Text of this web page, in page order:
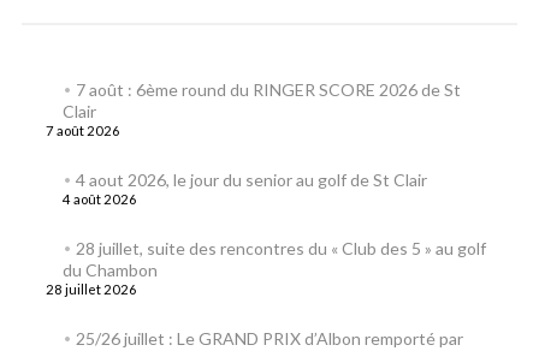
7 août : 6ème round du RINGER SCORE 2026 de St
Clair
7 août 2026
4 aout 2026, le jour du senior au golf de St Clair
4 août 2026
28 juillet, suite des rencontres du « Club des 5 » au golf
du Chambon
28 juillet 2026
25/26 juillet : Le GRAND PRIX d’Albon remporté par